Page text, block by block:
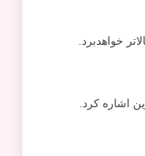
خواهدبرد.
اشاره کرد.